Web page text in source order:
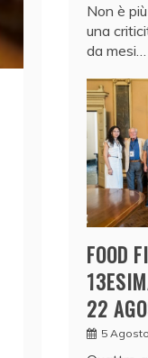
Non è
una
da mesi…
FOOD
22
5